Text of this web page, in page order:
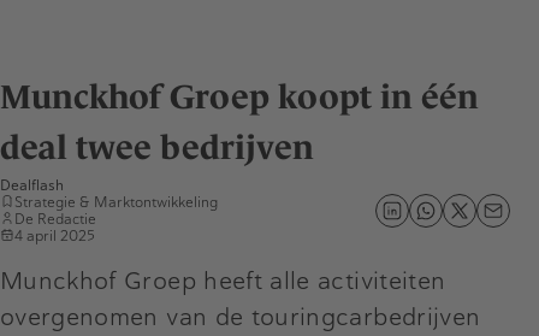
Munckhof Groep koopt in één
deal twee bedrijven
Dealflash
Strategie & Marktontwikkeling
De Redactie
4 april 2025
Munckhof Groep heeft alle activiteiten
overgenomen van de touringcarbedrijven